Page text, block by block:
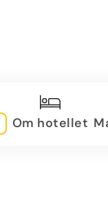
Om hotellet